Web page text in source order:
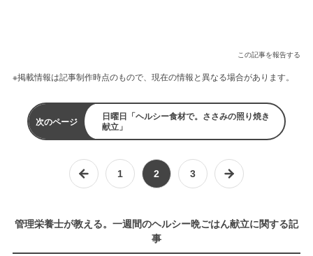
この記事を報告する
※掲載情報は記事制作時点のもので、現在の情報と異なる場合があります。
次のページ
日曜日「ヘルシー食材で。ささみの照り焼き
献立」
1 2 3
管理栄養士が教える。一週間のヘルシー晩ごはん献立に関する記
事